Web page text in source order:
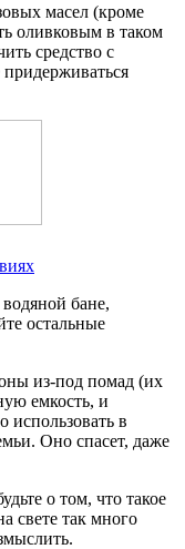
масел (кроме
оливковым в таком
средство с
бане,
остальные
из-под помад (их
емкость, и
использовать в
Оно спасет, даже
о том, что такое
свете так много